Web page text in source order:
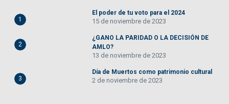
1
El poder de tu voto para el 2024
15 de noviembre de 2023
2
¿GANO LA PARIDAD O LA DECISIÓN DE
AMLO?
13 de noviembre de 2023
3
Día de Muertos como patrimonio cultural
2 de noviembre de 2023